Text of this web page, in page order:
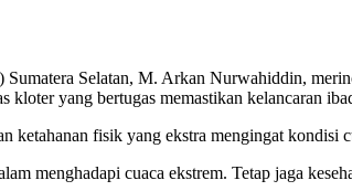
Selatan, M. Arkan Nurwahiddin,
yang bertugas memastikan kelancaran
fisik yang ekstra mengingat kondisi
menghadapi cuaca ekstrem. Tetap jaga